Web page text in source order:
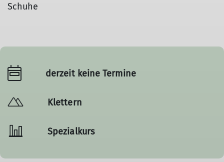
Schuhe
derzeit keine Termine
Klettern
Spezialkurs